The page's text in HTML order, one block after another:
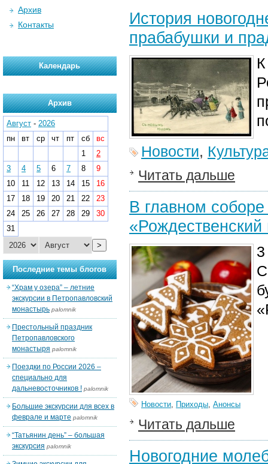
История
прабабушки и
Новости,
Читать дальше
В главном соборе
«Рождественский
Новости, Приходы, Анонсы
Читать дальше
Новогодние
Архив
Контакты
Календарь
Архив
Август - 2026
пн
вт ср чт пт сб
вс
1
2
3
4 5 6 7 8
9
10
11 12 13 14 15
16
17
18 19 20 21 22
23
24
25 26 27 28 29
30
31
>
Последние темы блогов
“Храм у озера” – летние
экскурсии в Петропавловский
монастырь palomnik
Престольный праздник
Петропавловского
монастыря palomnik
Поездки по России 2026 –
специально для
дальневосточников ! palomnik
Большие экскурсии для всех в
феврале и марте palomnik
“Татьянин день” – большая
экскурсия palomnik